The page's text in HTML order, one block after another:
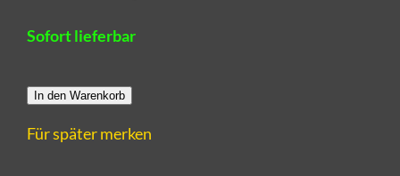
Sofort lieferbar
In den Warenkorb
Für später merken